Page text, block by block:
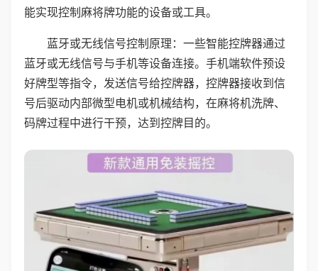
能实现控制麻将牌功能的设备或工具。
蓝牙或无线信号控制原理：一些智能控牌器通过
蓝牙或无线信号与手机等设备连接。手机端软件预设
好牌型等指令，发送信号给控牌器，控牌器接收到信
号后驱动内部微型电机或机械结构，在麻将机洗牌、
码牌过程中进行干预，达到控牌目的。